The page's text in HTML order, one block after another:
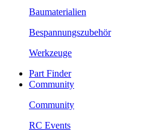
Baumaterialien
Bespannungszubehör
Werkzeuge
Part Finder
Community
Community
RC Events